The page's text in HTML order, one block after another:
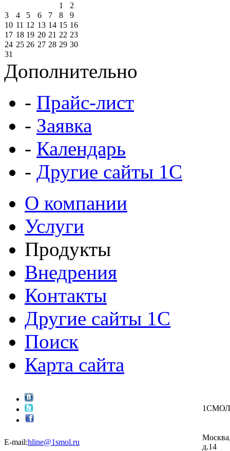
1
2
3
4 5 6 7 8
9
10 11 12 13 14 15 16
17 18 19 20 21 22 23
24 25 26 27 28 29 30
31
Дополнительно
- Прайс-лист
- Заявка
- Календарь
- Другие сайты 1С
О компании
Услуги
Продукты
Внедрения
Контакты
Другие сайты 1С
Поиск
Карта сайта
E-mail:hline@1smol.ru
д.14